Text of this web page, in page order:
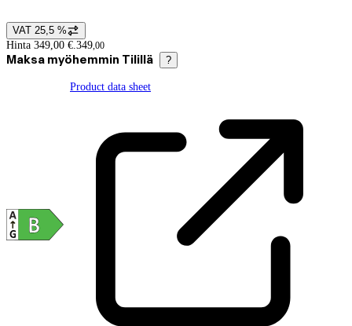
Price details
VAT 25,5 %
Hinta 349,00 €. 349,00
Maksa myöhemmin Tilillä ?
Product data sheet